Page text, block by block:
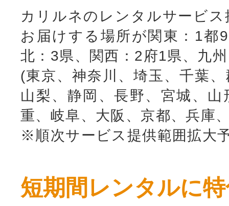
カリルネのレンタルサービ
お届けする場所が関東：1都
北：3県、関西：2府1県、九
(東京、神奈川、埼玉、千葉
山梨、静岡、長野、宮城、
重、岐阜、大阪、京都、兵庫
※順次サービス提供範囲拡大
短期間レンタルに